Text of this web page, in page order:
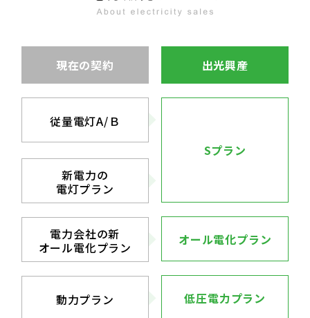
現在の契約
従量電灯A/Ｂ
新電力の
電灯プラン
電力会社の新
オール電化プラン
動力プラン
出光興産
Sプラン
オール電化プラン
低圧電力プラン